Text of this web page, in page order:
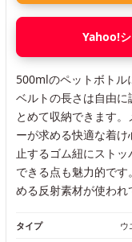
Yahoo!
500mlのペットボトル
ベルトの長さは自由
とめて収納できます
ーが求める快適な着
止するゴム紐にスト
できる点も魅力的で
める反射素材が使われ
タイプ ウ